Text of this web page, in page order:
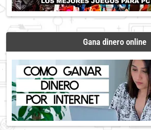
Gana dinero online